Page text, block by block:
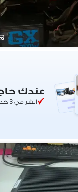
عندك
انشر في 3 خطوات بسيطة